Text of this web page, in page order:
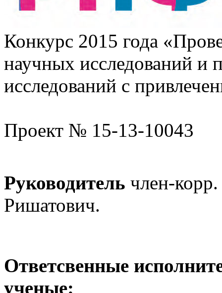
Конкурс 2015 года
научных исследований и
исследований с
Проект № 15-13-10043
Руководитель член-
Ришатович.
Ответсвенные
ученые: